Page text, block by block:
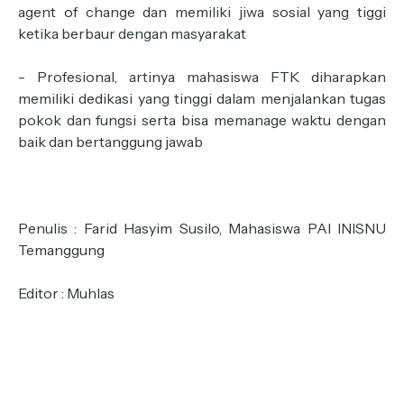
agent of change dan memiliki jiwa sosial yang tiggi
ketika berbaur dengan masyarakat
- Profesional, artinya mahasiswa FTK diharapkan
memiliki dedikasi yang tinggi dalam menjalankan tugas
pokok dan fungsi serta bisa memanage waktu dengan
baik dan bertanggung jawab
Penulis : Farid Hasyim Susilo, Mahasiswa PAI INISNU
Temanggung
Editor : Muhlas